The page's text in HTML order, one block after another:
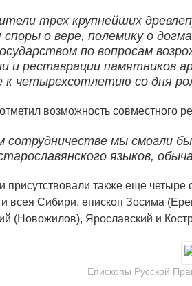
трех крупнейших
споры о вере, полемику о
по вопросам
и реставрации памятников
к четырехсотлетию со дня
возможность совместного
мы смогли бы
языков,
присутствовали также еще
всея Сибири, епископ Зосима
(Новожилов), Ярославский и
Епископы Русской